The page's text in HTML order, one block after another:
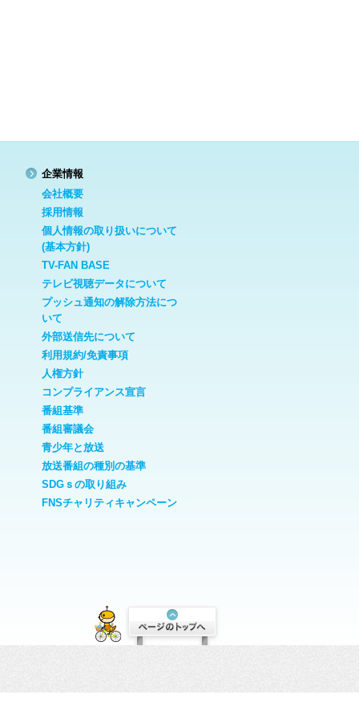
企業情報
会社概要
採用情報
個人情報の取り扱いについて
(基本方針)
TV-FAN BASE
テレビ視聴データについて
プッシュ通知の解除方法につ
いて
外部送信先について
利用規約/免責事項
人権方針
コンプライアンス宣言
番組基準
番組審議会
青少年と放送
放送番組の種別の基準
SDGｓの取り組み
FNSチャリティキャンペーン